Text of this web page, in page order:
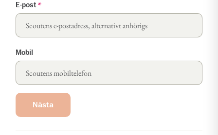
E-post *
Mobil
Nästa